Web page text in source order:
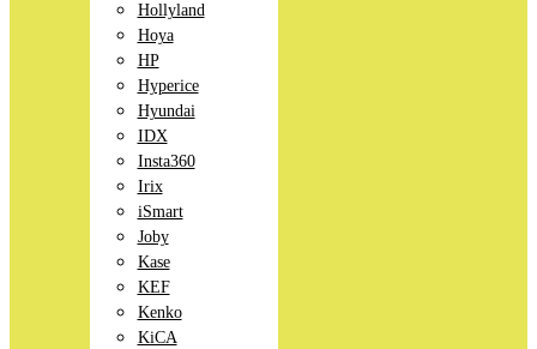
Hollyland
Hoya
HP
Hyperice
Hyundai
IDX
Insta360
Irix
iSmart
Joby
Kase
KEF
Kenko
KiCA